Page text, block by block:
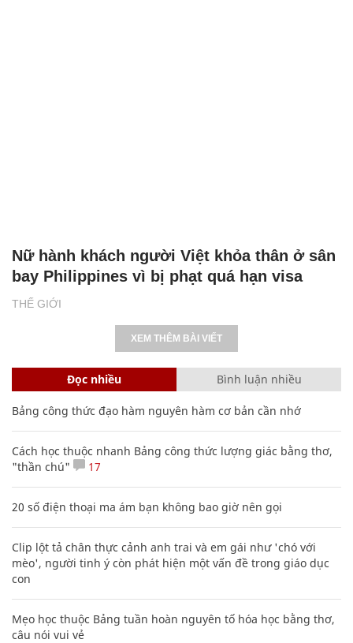
THẾ GIỚI
Nữ hành khách người Việt khỏa thân ở sân
bay Philippines vì bị phạt quá hạn visa
XEM THÊM BÀI VIẾT
Đọc nhiều Bình luận nhiều
Bảng công thức đạo hàm nguyên hàm cơ bản cần nhớ
Cách học thuộc nhanh Bảng công thức lượng giác bằng thơ,
"thần chú"
17
20 số điện thoại ma ám bạn không bao giờ nên gọi
Clip lột tả chân thực cảnh anh trai và em gái như 'chó với
mèo', người tinh ý còn phát hiện một vấn đề trong giáo dục
con
Mẹo học thuộc Bảng tuần hoàn nguyên tố hóa học bằng thơ,
câu nói vui vẻ